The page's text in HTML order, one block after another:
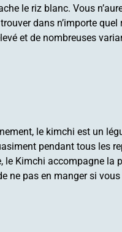
le riz blanc. Vous
dans n’importe quel
et de nombreuses
le kimchi est un
pendant tous les
le Kimchi accompagne la
ne pas en manger si